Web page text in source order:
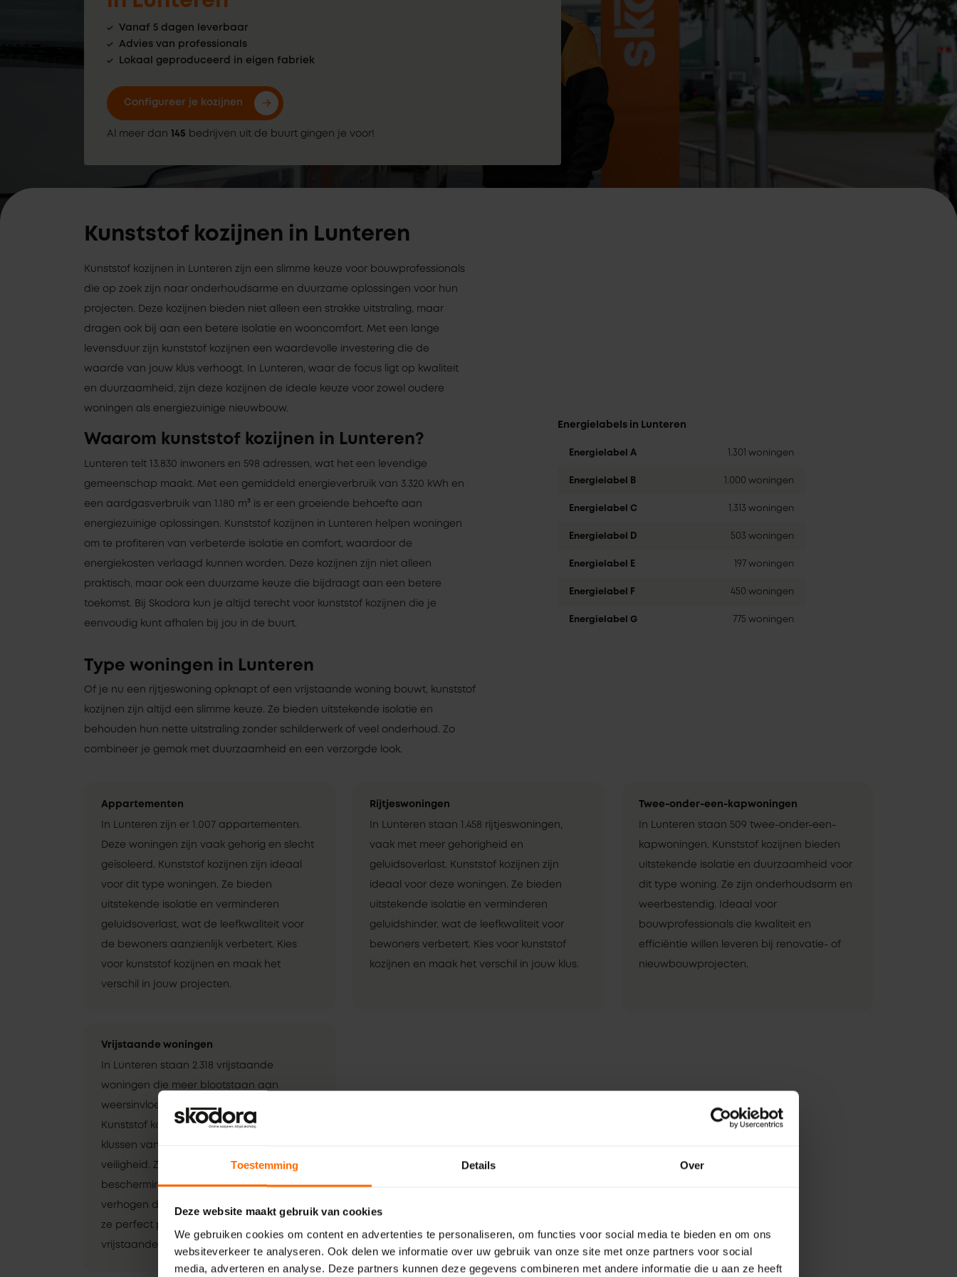
Toestemming Details Over
Deze website maakt gebruik van cookies
We gebruiken cookies om content en advertenties te personaliseren, om functies voor social media te bieden en om ons
websiteverkeer te analyseren. Ook delen we informatie over uw gebruik van onze site met onze partners voor social
media, adverteren en analyse. Deze partners kunnen deze gegevens combineren met andere informatie die u aan ze heeft
Vanaf 5 dagen leverbaar
Advies van professionals
Lokaal geproduceerd in eigen fabriek
Configureer je kozijnen
Al meer dan 145 bedrijven uit de buurt gingen je voor!
Kunststof kozijnen in Lunteren
Kunststof kozijnen in Lunteren zijn een slimme keuze voor bouwprofessionals
die op zoek zijn naar onderhoudsarme en duurzame oplossingen voor hun
projecten. Deze kozijnen bieden niet alleen een strakke uitstraling, maar
dragen ook bij aan een betere isolatie en wooncomfort. Met een lange
levensduur zijn kunststof kozijnen een waardevolle investering die de
waarde van jouw klus verhoogt. In Lunteren, waar de focus ligt op kwaliteit
en duurzaamheid, zijn deze kozijnen de ideale keuze voor zowel oudere
woningen als energiezuinige nieuwbouw.
Waarom kunststof kozijnen in Lunteren?
Lunteren telt 13.830 inwoners en 598 adressen, wat het een levendige
gemeenschap maakt. Met een gemiddeld energieverbruik van 3.320 kWh en
een aardgasverbruik van 1.180 m³ is er een groeiende behoefte aan
energiezuinige oplossingen. Kunststof kozijnen in Lunteren helpen woningen
om te profiteren van verbeterde isolatie en comfort, waardoor de
energiekosten verlaagd kunnen worden. Deze kozijnen zijn niet alleen
praktisch, maar ook een duurzame keuze die bijdraagt aan een betere
toekomst. Bij Skodora kun je altijd terecht voor kunststof kozijnen die je
eenvoudig kunt afhalen bij jou in de buurt.
Energielabels in Lunteren
Energielabel A 1.301 woningen
Energielabel B 1.000 woningen
Energielabel C 1.313 woningen
Energielabel D 503 woningen
Energielabel E 197 woningen
Energielabel F 450 woningen
Energielabel G 775 woningen
Type woningen in Lunteren
Of je nu een rijtjeswoning opknapt of een vrijstaande woning bouwt, kunststof
kozijnen zijn altijd een slimme keuze. Ze bieden uitstekende isolatie en
behouden hun nette uitstraling zonder schilderwerk of veel onderhoud. Zo
combineer je gemak met duurzaamheid en een verzorgde look.
Appartementen
In Lunteren zijn er 1.007 appartementen.
Deze woningen zijn vaak gehorig en slecht
geïsoleerd. Kunststof kozijnen zijn ideaal
voor dit type woningen. Ze bieden
uitstekende isolatie en verminderen
geluidsoverlast, wat de leefkwaliteit voor
de bewoners aanzienlijk verbetert. Kies
voor kunststof kozijnen en maak het
verschil in jouw projecten.
Rijtjeswoningen
In Lunteren staan 1.458 rijtjeswoningen,
vaak met meer gehorigheid en
geluidsoverlast. Kunststof kozijnen zijn
ideaal voor deze woningen. Ze bieden
uitstekende isolatie en verminderen
geluidshinder, wat de leefkwaliteit voor
bewoners verbetert. Kies voor kunststof
kozijnen en maak het verschil in jouw klus.
Twee-onder-een-kapwoningen
In Lunteren staan 509 twee-onder-een-
kapwoningen. Kunststof kozijnen bieden
uitstekende isolatie en duurzaamheid voor
dit type woning. Ze zijn onderhoudsarm en
weerbestendig. Ideaal voor
bouwprofessionals die kwaliteit en
efficiëntie willen leveren bij renovatie- of
nieuwbouwprojecten.
Vrijstaande woningen
In Lunteren staan 2.318 vrijstaande
woningen die meer blootstaan aan
weersinvloeden en inbraakrisico’s.
Kunststof kozijnen zijn ideaal voor deze
klussen vanwege hun duurzaamheid en
veiligheid. Ze bieden uitstekende
bescherming tegen de elementen en
verhogen de inbraakbeveiliging, waardoor
ze perfect passen bij de eisen van
vrijstaande woningen.